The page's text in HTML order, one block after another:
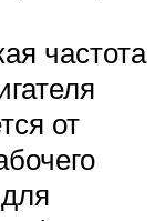
частота
от